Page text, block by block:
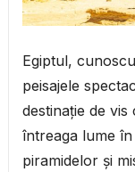
Egiptul,
peisajele
destinație de
întreaga lume
piramidelor și